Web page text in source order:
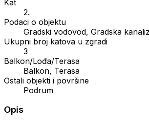
Kat
2.
Podaci o objektu
Gradski vodovod, Gradska
Ukupni broj katova u zgradi
3
Balkon/Lođa/Terasa
Balkon, Terasa
Ostali objekti i površine
Podrum
Opis